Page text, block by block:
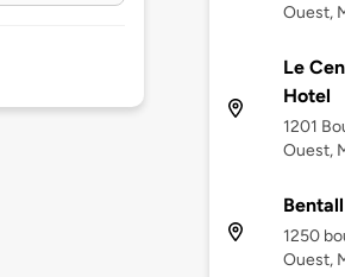
Ouest,
Le
Hotel
1201
Ouest,
1250
Ouest,